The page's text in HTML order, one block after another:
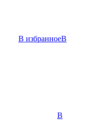
В избранноеВ
В